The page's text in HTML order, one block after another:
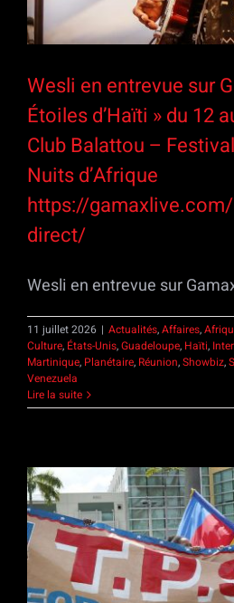
Wesli en entrevue sur
Étoiles d’Haïti » du 12
Club Balattou –
Nuits d’Afrique
https://
direct/
Wesli en entrevue sur
11 juillet 2026 | Actualités,Affaires,
Culture, États-Unis,Guadeloupe, Haïti,
Martinique, Planétaire, Réunion,Showbiz,
Venezuela
Lire la suite